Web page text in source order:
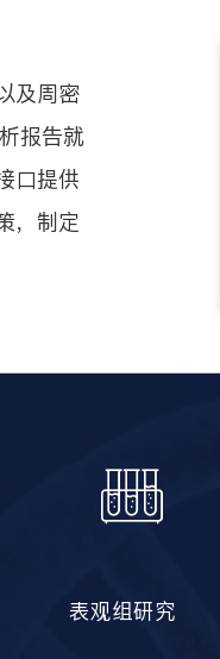
及周密
报告就
口提供
，制定
表观组研究